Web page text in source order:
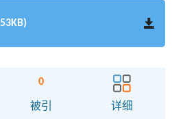
0
被引 详细